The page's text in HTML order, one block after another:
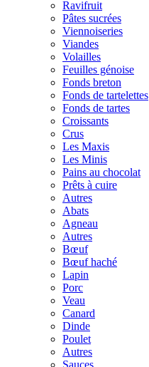
Ravifruit
Pâtes sucrées
Viennoiseries
Viandes
Volailles
Feuilles génoise
Fonds breton
Fonds de tartelettes
Fonds de tartes
Croissants
Crus
Les Maxis
Les Minis
Pains au chocolat
Prêts à cuire
Autres
Abats
Agneau
Autres
Bœuf
Bœuf haché
Lapin
Porc
Veau
Canard
Dinde
Poulet
Autres
Sauces